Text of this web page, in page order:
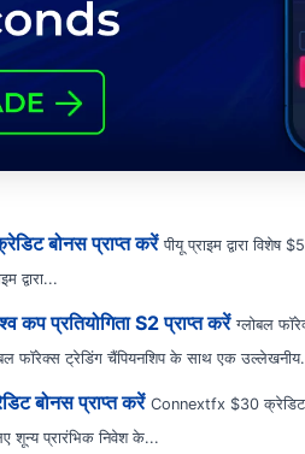
बोनस प्राप्त करें पीयू प्राइम द्वारा
द्वारा...
कप प्रतियोगिता S2 प्राप्त करें ग्लोबल
फॉरेक्स ट्रेडिंग चैंपियनशिप के साथ एक
बोनस प्राप्त करें Connextfx $30 क्रेडिट
शून्य प्रारंभिक निवेश के...